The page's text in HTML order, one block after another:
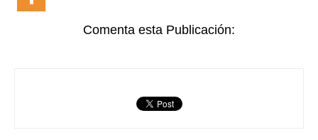
Comenta esta Publicación: